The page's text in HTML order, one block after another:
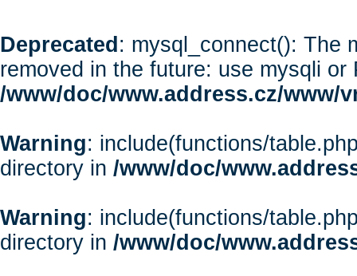
Deprecated : mysql_connect(): The
removed in the future: use mysqli or
/www/doc/www.address.cz/www/
Warning: include(functions/
directory in /www/doc/
Warning: include(functions/
directory in /www/doc/